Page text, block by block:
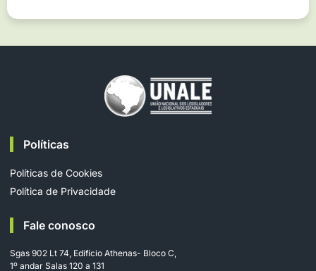
Políticas
Políticas de Cookies
Política de Privacidade
Fale conosco
Sgas 902 Lt 74, Edifício Athenas- Bloco C,
1º andar Salas 120 a 131